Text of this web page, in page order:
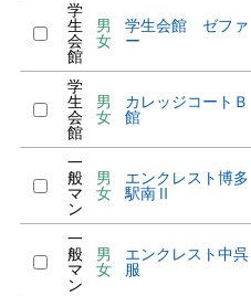
学
生
会
館
男
女
学生会館 ゼファ
ー
学
生
会
館
男
女
カレッジコートＢ
館
一
般
マ
ン
男
女
エンクレスト博多
駅南Ⅱ
一
般
マ
ン
男
女
エンクレスト中呉
服